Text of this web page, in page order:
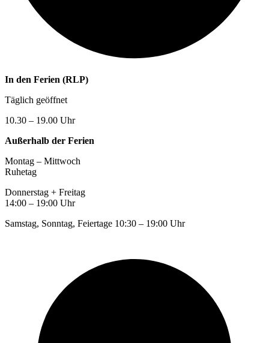
In den Ferien (RLP)
Täglich geöffnet
10.30 – 19.00 Uhr
Außerhalb der Ferien
Montag – Mittwoch
Ruhetag
Donnerstag + Freitag
14:00 – 19:00 Uhr
Samstag, Sonntag, Feiertage 10:30 – 19:00 Uhr